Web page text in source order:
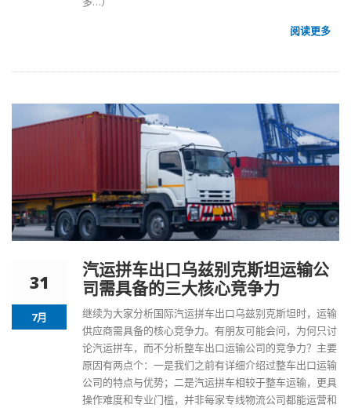
阅读更多
31
7月
汽运拼车出口乌兹别克斯坦运输公
司需具备的三大核心竞争力
继续为大家分析国际汽运拼车出口乌兹别克斯坦时，运输
供应商需具备的核心竞争力。有朋友可能会问，为何只讨
论汽运拼车，而不分析整车出口运输公司的竞争力？主要
原因有两点个：一是我们之前有详细介绍过整车出口运输
公司的特点与优势；二是汽运拼车相较于整车运输，更具
操作难度和专业门槛，并非每家专线物流公司都能运营和